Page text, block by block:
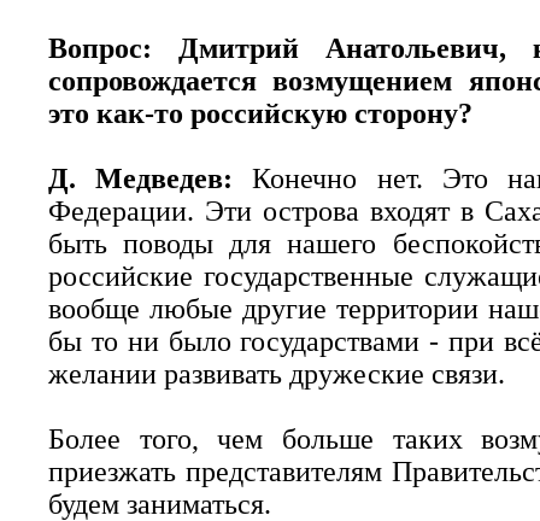
Вопрос: Дмитрий
сопровождается возмущением
это как-то российскую сторону?
Д. Медведев:Конечно нет. Это
Федерации. Эти острова входят в
быть поводы для нашего
российские государственные
вообще любые другие территории
бы то ни было государствами - при
желании развивать дружеские связи.
Более того, чем больше таких
приезжать представителям
будем заниматься.